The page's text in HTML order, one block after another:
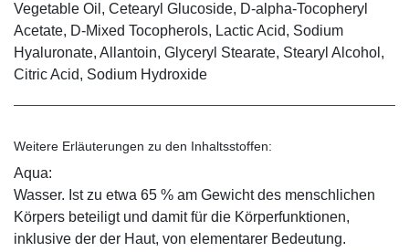
Vegetable Oil, Cetearyl Glucoside, D-alpha-Tocopheryl
Acetate, D-Mixed Tocopherols, Lactic Acid, Sodium
Hyaluronate, Allantoin, Glyceryl Stearate, Stearyl Alcohol,
Citric Acid, Sodium Hydroxide
Weitere Erläuterungen zu den Inhaltsstoffen:
Aqua:
Wasser. Ist zu etwa 65 % am Gewicht des menschlichen
Körpers beteiligt und damit für die Körperfunktionen,
inklusive der der Haut, von elementarer Bedeutung.